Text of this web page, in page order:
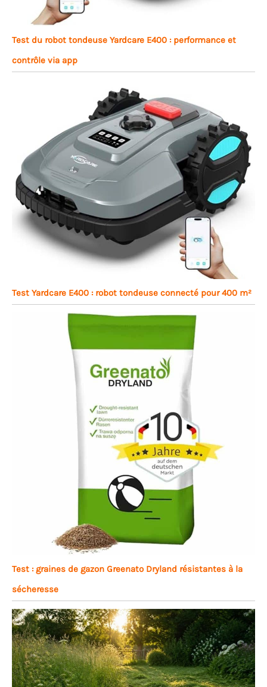
Test du robot tondeuse Yardcare E400 : performance et
contrôle via app
Test Yardcare E400 : robot tondeuse connecté pour 400 m²
Test : graines de gazon Greenato Dryland résistantes à la
sécheresse